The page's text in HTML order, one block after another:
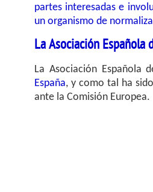
partes interesadas e
un organismo de
La Asociación Española
La Asociación Española
España, y como tal ha
ante la Comisión Europea.